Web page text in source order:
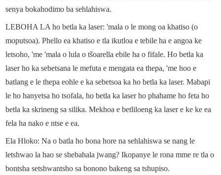
senya bokahodimo ba sehlahiswa.
LEBOHA LA ho betla ka laser: 'mala o le mong oa khatiso (o
moputsoa). Phello ea khatiso e tla ikutloa e tebile ha e angoa ke
letsoho, 'me 'mala o lula o tšoarella ebile ha o fifale. Ho betla ka
laser ho ka sebetsana le mefuta e mengata ea thepa, 'me hoo e
batlang e le thepa eohle e ka sebetsoa ka ho betla ka laser. Mabapi
le ho hanyetsa ho tsofala, ho betla ka laser ho phahame ho feta ho
betla ka skrineng sa silika. Mekhoa e betliloeng ka laser e ke ke ea
fela ha nako e ntse e ea.
Ela Hloko: Na o batla ho bona hore na sehlahiswa se nang le
letshwao la hao se shebahala jwang? Ikopanye le rona mme re tla o
bontsha setshwantsho sa bonono bakeng sa tshupiso.